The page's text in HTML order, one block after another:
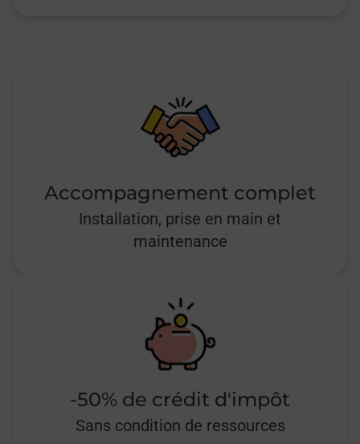
Accompagnement complet
Installation, prise en main et
maintenance
-50% de crédit d'impôt
Sans condition de ressources